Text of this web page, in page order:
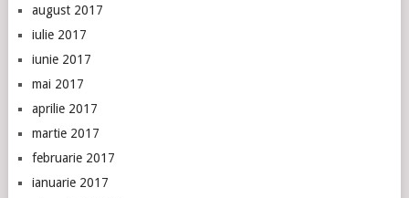
august 2017
iulie 2017
iunie 2017
mai 2017
aprilie 2017
martie 2017
februarie 2017
ianuarie 2017